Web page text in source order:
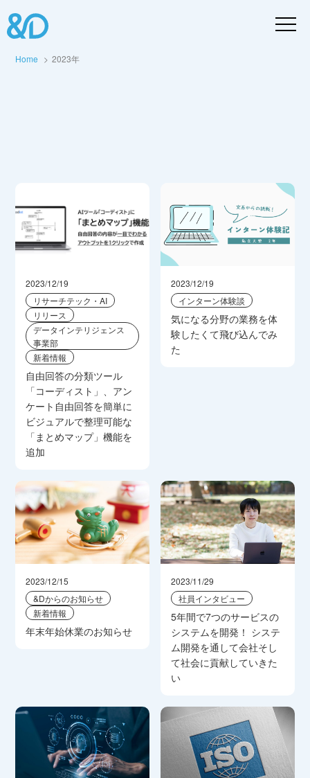
Home 2023年
2023/12/19
リサーチテック・AI
リリース
データインテリジェンス
事業部
新着情報
自由回答の分類ツール
「コーディスト」、アン
ケート自由回答を簡単に
ビジュアルで整理可能な
「まとめマップ」機能を
追加
2023/12/19
インターン体験談
気になる分野の業務を体
験したくて飛び込んでみ
た
2023/12/15
&Dからのお知らせ
新着情報
年末年始休業のお知らせ
2023/11/29
社員インタビュー
5年間で7つのサービスの
システムを開発！ システ
ム開発を通して会社そし
て社会に貢献していきた
い